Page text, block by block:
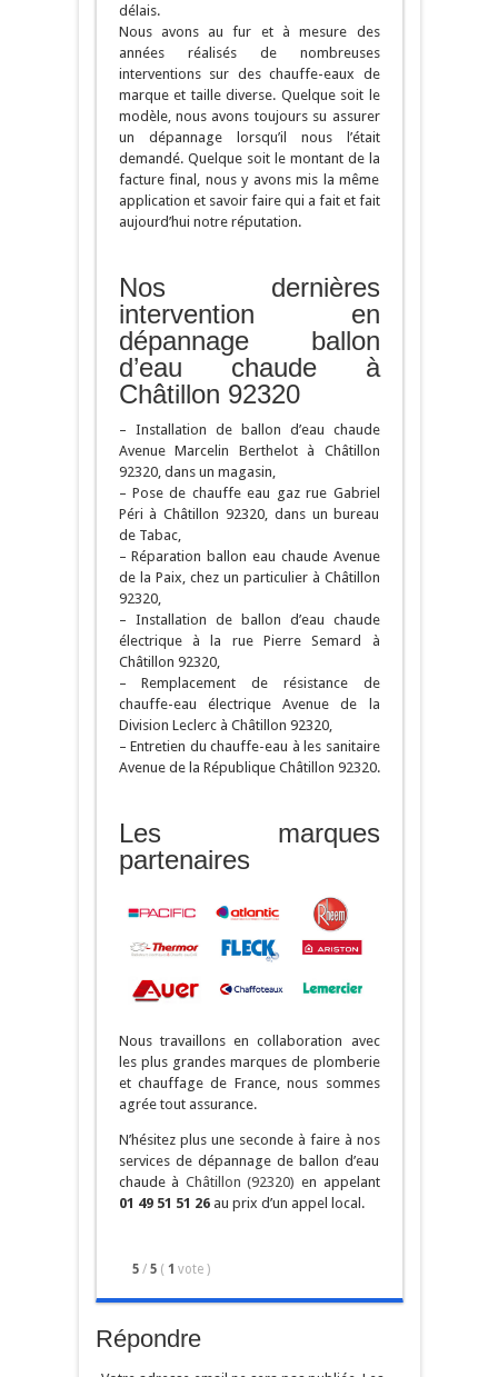
délais.
Nous avons au fur et à mesure des
années réalisés de nombreuses
interventions sur des chauffe-eaux de
marque et taille diverse. Quelque soit le
modèle, nous avons toujours su assurer
un dépannage lorsqu’il nous l’était
demandé. Quelque soit le montant de la
facture final, nous y avons mis la même
application et savoir faire qui a fait et fait
aujourd’hui notre réputation.
Nos dernières
intervention en
dépannage ballon
d’eau chaude à
Châtillon 92320
– Installation de ballon d’eau chaude
Avenue Marcelin Berthelot à Châtillon
92320, dans un magasin,
– Pose de chauffe eau gaz rue Gabriel
Péri à Châtillon 92320, dans un bureau
de Tabac,
– Réparation ballon eau chaude Avenue
de la Paix, chez un particulier à Châtillon
92320,
– Installation de ballon d’eau chaude
électrique à la rue Pierre Semard à
Châtillon 92320,
– Remplacement de résistance de
chauffe-eau électrique Avenue de la
Division Leclerc à Châtillon 92320,
– Entretien du chauffe-eau à les sanitaire
Avenue de la République Châtillon 92320.
Les marques
partenaires
Nous travaillons en collaboration avec
les plus grandes marques de plomberie
et chauffage de France, nous sommes
agrée tout assurance.
N’hésitez plus une seconde à faire à nos
services de dépannage de ballon d’eau
chaude à Châtillon (92320) en appelant
01 49 51 51 26au prix d’un appel local.
5 / 5 ( 1 vote )
Répondre